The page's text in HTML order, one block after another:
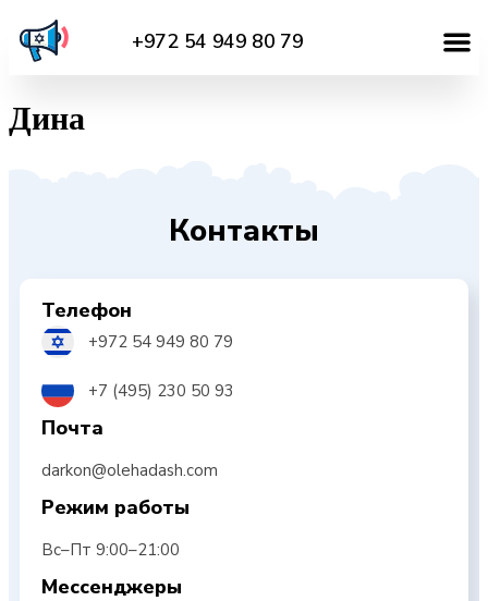
+972 54 949 80 79
Дина
Контакты
Телефон
+972 54 949 80 79
+7 (495) 230 50 93
Почта
darkon@olehadash.com
Режим работы
Вс–Пт 9:00–21:00
Мессенджеры